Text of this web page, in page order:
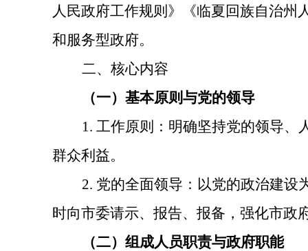
人民政府工作规则》《临夏回族自治州
和服务型政府。
二、核心内容
（一）基本原则与党的领导
1. 工作原则：明确坚持党的领导
群众利益。
2. 党的全面领导：以党的政治建设
时向市委请示、报告、报备，强化市政
（二）组成人员职责与政府职能